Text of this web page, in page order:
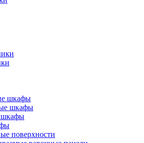
шкафы
шкафы
шкафы
поверхности